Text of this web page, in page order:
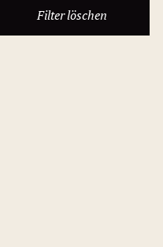
Filter löschen